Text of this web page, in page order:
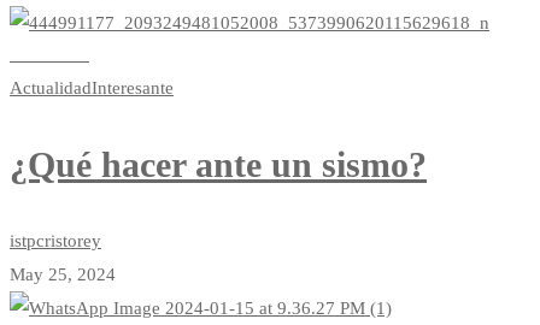
ActualidadInteresante
¿Qué hacer ante un sismo?
istpcristorey
May 25, 2024